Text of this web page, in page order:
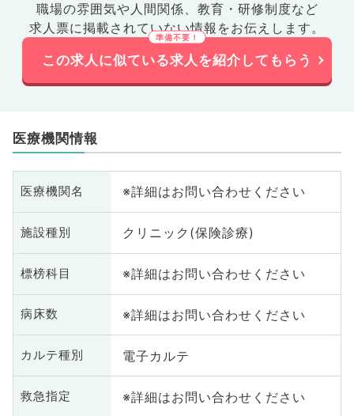
職場の雰囲気や人間関係、 教育・研修制度など
求人票に掲載されていない情報をお伝えします。
この求人に似ている求人を紹介してもらう
医療機関情報
医療機関名 ※詳細はお問い合わせください
施設種別 クリニック(保険診療)
標榜科目 ※詳細はお問い合わせください
病床数 ※詳細はお問い合わせください
カルテ種別 電子カルテ
救急指定 ※詳細はお問い合わせください